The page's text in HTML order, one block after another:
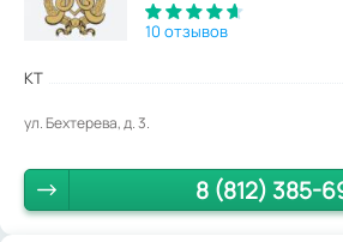
10 отзывов
КТ
ул. Бехтерева, д. 3.
8 (812) 385-